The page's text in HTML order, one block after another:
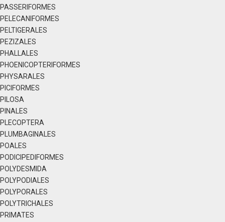
PASSERIFORMES
PELECANIFORMES
PELTIGERALES
PEZIZALES
PHALLALES
PHOENICOPTERIFORMES
PHYSARALES
PICIFORMES
PILOSA
PINALES
PLECOPTERA
PLUMBAGINALES
POALES
PODICIPEDIFORMES
POLYDESMIDA
POLYPODIALES
POLYPORALES
POLYTRICHALES
PRIMATES